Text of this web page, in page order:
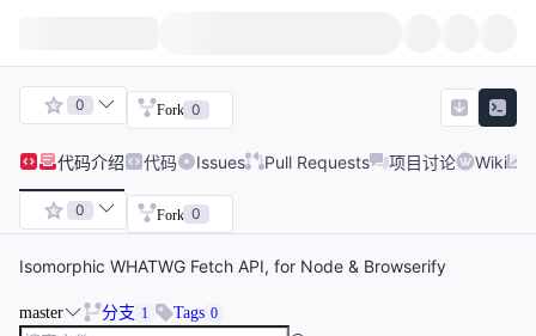
0 Fork 0
代码介绍 代码 Issues Pull Requests 项目讨论 Wiki
0 Fork 0
Isomorphic WHATWG Fetch API, for Node & Browserify
master 分支 1 Tags 0